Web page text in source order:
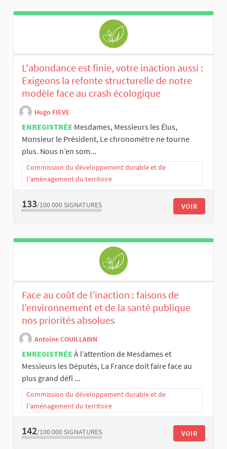
L'abondance est finie, votre inaction aussi :
Exigeons la refonte structurelle de notre
modèle face au crash écologique
Hugo FIEVE
ENREGISTRÉE Mesdames, Messieurs les Élus,
Monsieur le Président, Le chronomètre ne tourne
plus. Nous n’en som...
Commission du développement durable et de
l’aménagement du territoire
133/100 000 SIGNATURES VOIR
Face au coût de l’inaction : faisons de
l’environnement et de la santé publique
nos priorités absolues
Antoine COUILLABIN
ENREGISTRÉE À l’attention de Mesdames et
Messieurs les Députés, La France doit faire face au
plus grand défi ...
Commission du développement durable et de
l’aménagement du territoire
142/100 000 SIGNATURES VOIR